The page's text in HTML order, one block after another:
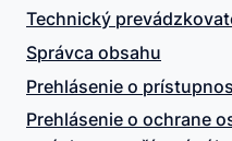
Technický
Správca obsahu
Prehlásenie o
Prehlásenie o ochrane